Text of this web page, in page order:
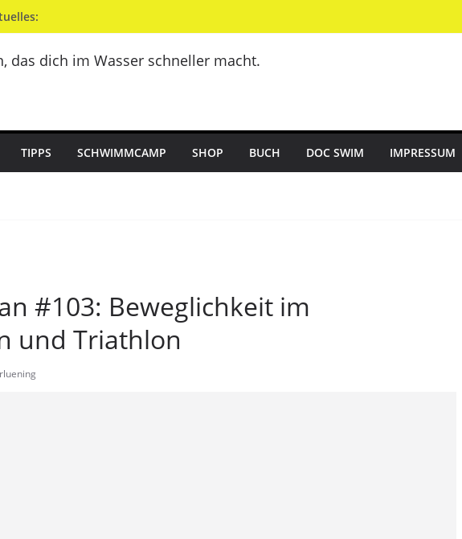
das dich im Wasser schneller macht.
TIPPS SCHWIMMCAMP SHOP BUCH DOC SWIM IMPRESSUM
#103: Beweglichkeit im
und Triathlon